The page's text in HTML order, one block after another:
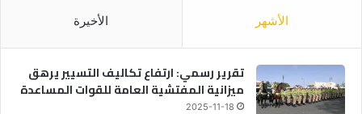
الأشهر الأخيرة
تقرير رسمي: ارتفاع تكاليف التسيير يرهق
ميزانية المفتشية العامة للقوات المساعدة
2025-11-18